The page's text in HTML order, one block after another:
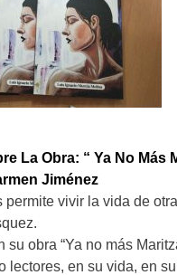
La Obra: “ Ya No
Jiménez
permite vivir la vida de
su obra “Ya no más
lectores, en su vida, en